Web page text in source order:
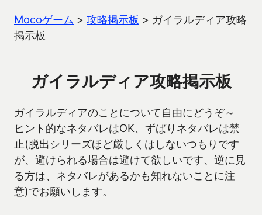
Mocoゲーム > 攻略掲示板 > ガイラルディア攻略
掲示板
ガイラルディア攻略掲示板
ガイラルディアのことについて自由にどうぞ～
ヒント的なネタバレはOK、ずばりネタバレは禁
止(脱出シリーズほど厳しくはしないつもりです
が、避けられる場合は避けて欲しいです、逆に見
る方は、ネタバレがあるかも知れないことに注
意)でお願いします。